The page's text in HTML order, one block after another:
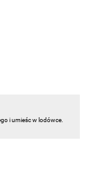
i umieśc w lodówce.